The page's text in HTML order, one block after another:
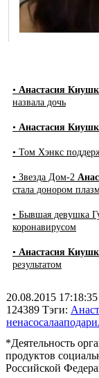
• Анастасия
назвала дочь
• Анастасия
• Том Хэнкс
• Звезда Дом-2
стала донором
• Бывшая девушка
коронавирусом
• Анастасия
результатом
20.08.2015 17:18:35
124389 Тэги:
*Деятельность
продуктов
Российской